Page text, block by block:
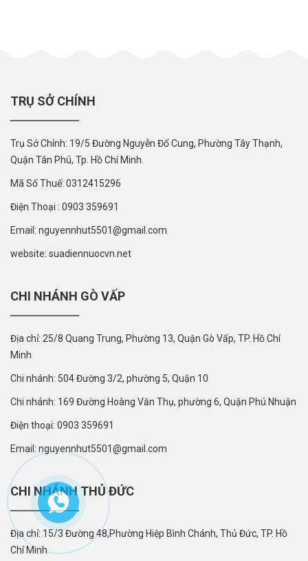
TRỤ SỞ CHÍNH
Trụ Sở Chính: 19/5 Đường Nguyễn Đổ Cung, Phường Tây Thạnh,
Quận Tân Phú, Tp. Hồ Chí Minh.
Mã Số Thuế: 0312415296
Điện Thoại : 0903 359691
Email: nguyennhut5501@gmail.com
website: suadiennuocvn.net
CHI NHÁNH GÒ VẤP
Địa chỉ: 25/8 Quang Trung, Phường 13, Quận Gò Vấp, TP. Hồ Chí
Minh
Chi nhánh: 504 Đường 3/2, phường 5, Quận 10
Chi nhánh: 169 Đường Hoàng Văn Thụ, phường 6, Quận Phú Nhuận
Điện thoại: 0903 359691
Email: nguyennhut5501@gmail.com
CHI NHÁNH THỦ ĐỨC
Địa chỉ: 15/3 Đường 48,Phường Hiệp Bình Chánh, Thủ Đức, TP. Hồ
Chí Minh